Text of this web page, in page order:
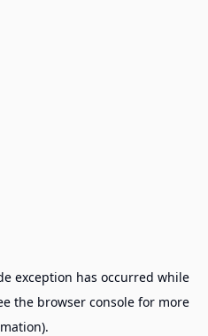
exception has occurred while
the browser consolefor more